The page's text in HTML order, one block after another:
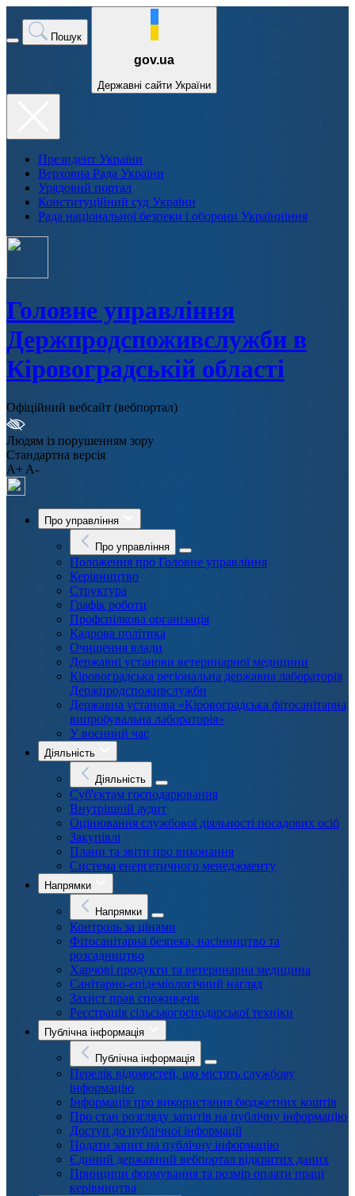
Пошук
gov.ua
Державні сайти України
Президент України
Верховна Рада України
Урядовий портал
Конституційний суд України
Рада національної безпеки і оборони Україниіння
Головне управління
Держпродспоживслужби в
Кіровоградській області
Офіційний вебсайт (вебпортал)
Людям із порушенням зору
Стандартна версія
A+ A-
Про управління
Про управління
Положення про Головне управління
Керівництво
Структура
Графік роботи
Профспілкова організація
Кадрова політика
Очищення влади
Державні установи ветеринарної медицини
Кіровоградська регіональна державна лабораторія
Держпродспоживслужби
Державна установа «Кіровоградська фітосанітарна
випробувальна лабораторія»
У воєнний час
Діяльність
Діяльність
Суб'єктам господарювання
Внутрішній аудит
Оцінювання службової діяльності посадових осіб
Закупівлі
Плани та звіти про виконання
Система енергетичного менеджменту
Напрямки
Напрямки
Контроль за цінами
Фітосанітарна безпека, насінництво та
розсадництво
Харчові продукти та ветеринарна медицина
Санітарно-епідеміологічний нагляд
Захист прав споживачів
Реєстрація сільськогосподарської техніки
Публічна інформація
Публічна інформація
Перелік відомостей, що містять службову
інформацію
Інформація про використання бюджетних коштів
Про стан розгляду запитів на публічну інформацію
Доступ до публічної інформації
Подати запит на публічну інформацію
Єдиний державний вебпортал відкритих даних
Принципи формування та розмір оплати праці
керівництва